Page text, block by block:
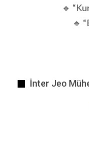
Hastalıkların
🔹
🔹
İnter Jeo